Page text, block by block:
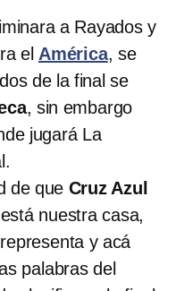
a Rayados y
el América, se
de la final se
, sin embargo
jugará La
de que Cruz Azul
nuestra casa,
y acá
palabras del